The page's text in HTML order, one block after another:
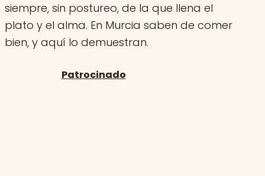
siempre, sin postureo, de la que llena el
plato y el alma. En Murcia saben de comer
bien, y aquí lo demuestran.